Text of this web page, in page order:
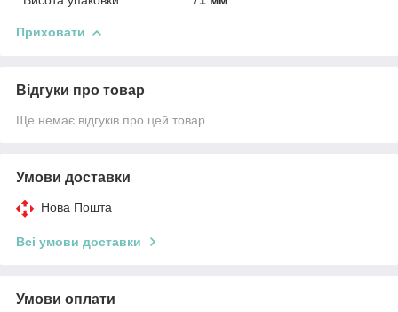
Приховати
Відгуки про товар
Ще немає відгуків про цей товар
Умови доставки
Нова Пошта
Всі умови доставки
Умови оплати